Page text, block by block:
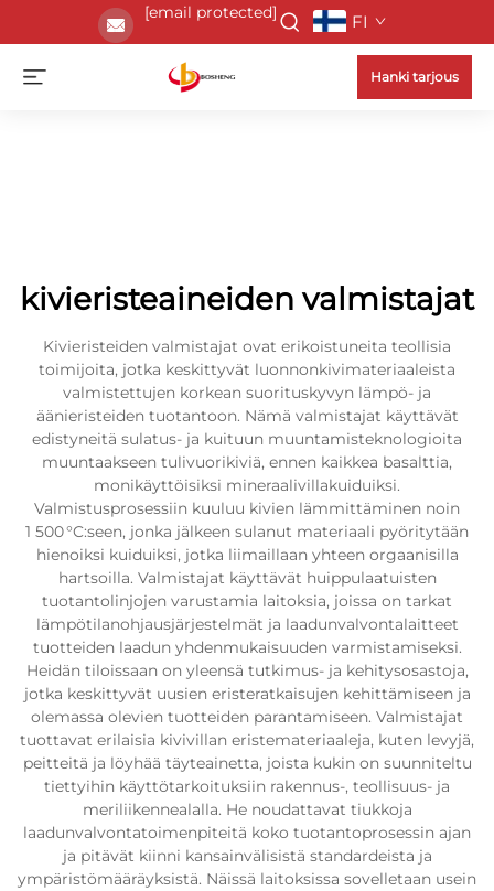
[email protected] FI
Hanki tarjous
kivieristeaineiden valmistajat
Kivieristeiden valmistajat ovat erikoistuneita teollisia
toimijoita, jotka keskittyvät luonnonkivimateriaaleista
valmistettujen korkean suorituskyvyn lämpö- ja
äänieristeiden tuotantoon. Nämä valmistajat käyttävät
edistyneitä sulatus- ja kuituun muuntamisteknologioita
muuntaakseen tulivuorikiviä, ennen kaikkea basalttia,
monikäyttöisiksi mineraalivillakuiduiksi.
Valmistusprosessiin kuuluu kivien lämmittäminen noin
1 500 °C:seen, jonka jälkeen sulanut materiaali pyöritytään
hienoiksi kuiduiksi, jotka liimaillaan yhteen orgaanisilla
hartsoilla. Valmistajat käyttävät huippulaatuisten
tuotantolinjojen varustamia laitoksia, joissa on tarkat
lämpötilanohjausjärjestelmät ja laadunvalvontalaitteet
tuotteiden laadun yhdenmukaisuuden varmistamiseksi.
Heidän tiloissaan on yleensä tutkimus- ja kehitysosastoja,
jotka keskittyvät uusien eristeratkaisujen kehittämiseen ja
olemassa olevien tuotteiden parantamiseen. Valmistajat
tuottavat erilaisia kivivillan eristemateriaaleja, kuten levyjä,
peitteitä ja löyhää täyteainetta, joista kukin on suunniteltu
tiettyihin käyttötarkoituksiin rakennus-, teollisuus- ja
meriliikennealalla. He noudattavat tiukkoja
laadunvalvontatoimenpiteitä koko tuotantoprosessin ajan
ja pitävät kiinni kansainvälisistä standardeista ja
ympäristömääräyksistä. Näissä laitoksissa sovelletaan usein